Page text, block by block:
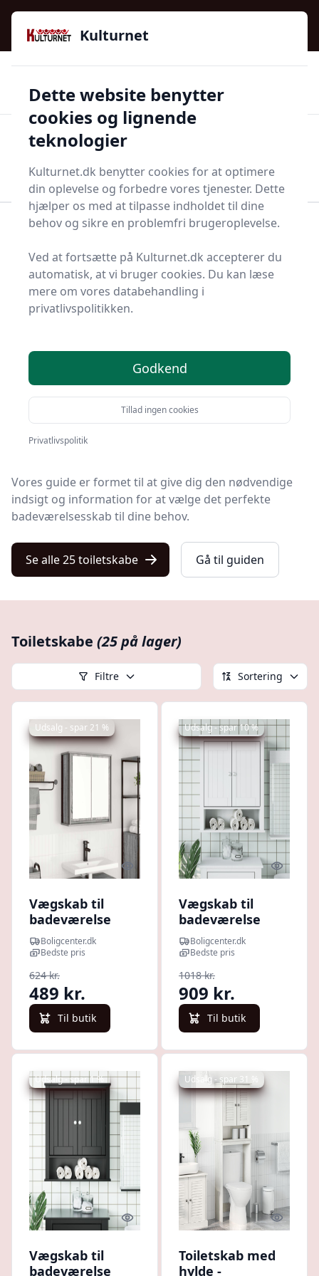
Kulturnet - Alt Det Gode I Livet | Din Kulturguide Siden
2016
97 kategorier 👍Kun godkendte butikker
Start søgning
Bolig og indretning
Badeværelse og Sauna
Toiletskabe - 25 på lager
mange badeværelser, men ofte overset.
Hvad end du renoverer dit hjem eller blot opfrisker dit
badeværelse, kan et godt struktureret
vital rolle.
Vores guide er formet til at give dig den nødvendige
indsigt og information for at vælge det perfekte
badeværelsesskab til dine behov.
Se alle 25 toiletskabe Gå til guiden
Toiletskabe (25 på lager)
Filtre Sortering
Udsalg - spar 21 %
Quick look
Vægskab til
badeværelse
med spejl
60x21x60 cm -
Boligcenter.dk
Bedste pris
624 kr.
489 kr.
Til butik
Udsalg - spar 10 %
Quick
Vægskab til
badeværelse
BERG
69,5×27×71,5 cm -
Boligcenter.dk
Bedste pris
1018 kr.
909 kr.
Til butik
Udsalg - spar 1 %
Quick look
Vægskab til
badeværelse
Udsalg - spar 31 %
Quick
Toiletskab med
hylde -
Kulturnet
Dette website benytter
cookies og lignende
teknologier
Kulturnet.dk benytter cookies for at optimere
din oplevelse og forbedre vores tjenester. Dette
hjælper os med at tilpasse indholdet til dine
behov og sikre en problemfri brugeroplevelse.
Ved at fortsætte på Kulturnet.dk accepterer du
automatisk, at vi bruger cookies. Du kan læse
mere om vores databehandling i
privatlivspolitikken.
Godkend
Tillad ingen cookies
Privatlivspolitik